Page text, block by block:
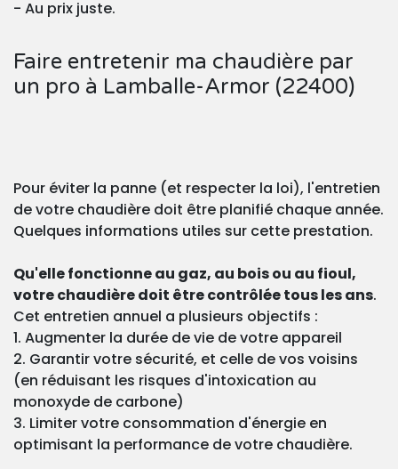
- Au prix juste.
Faire entretenir ma chaudière par
un pro à Lamballe-Armor (22400)
Pour éviter la panne (et respecter la loi), l'entretien
de votre chaudière doit être planifié chaque année.
Quelques informations utiles sur cette prestation.
Qu'elle fonctionne au gaz, au bois ou au fioul,
votre chaudière doit être contrôlée tous les ans.
Cet entretien annuel a plusieurs objectifs :
1. Augmenter la durée de vie de votre appareil
2. Garantir votre sécurité, et celle de vos voisins
(en réduisant les risques d'intoxication au
monoxyde de carbone)
3. Limiter votre consommation d'énergie en
optimisant la performance de votre chaudière.